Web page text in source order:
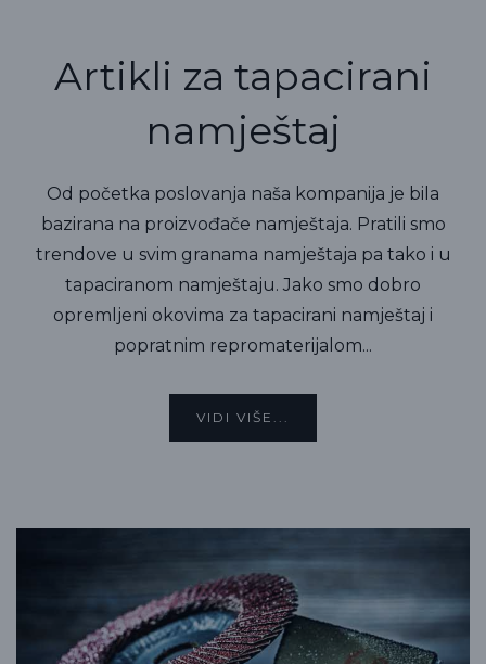
Artikli za tapacirani
namještaj
Od početka poslovanja naša kompanija je bila
bazirana na proizvođače namještaja. Pratili smo
trendove u svim granama namještaja pa tako i u
tapaciranom namještaju. Jako smo dobro
opremljeni okovima za tapacirani namještaj i
popratnim repromaterijalom...
VIDI VIŠE...